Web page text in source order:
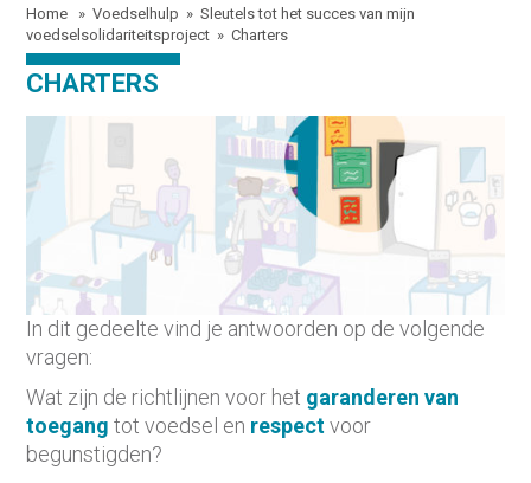
Home »Voedselhulp »Sleutels tot het succes van mijn
voedselsolidariteitsproject »Charters
CHARTERS
In dit gedeelte vind je antwoorden op de volgende
vragen:
Wat zijn de richtlijnen voor het garanderen van
toegang tot voedsel en respectvoor
begunstigden?